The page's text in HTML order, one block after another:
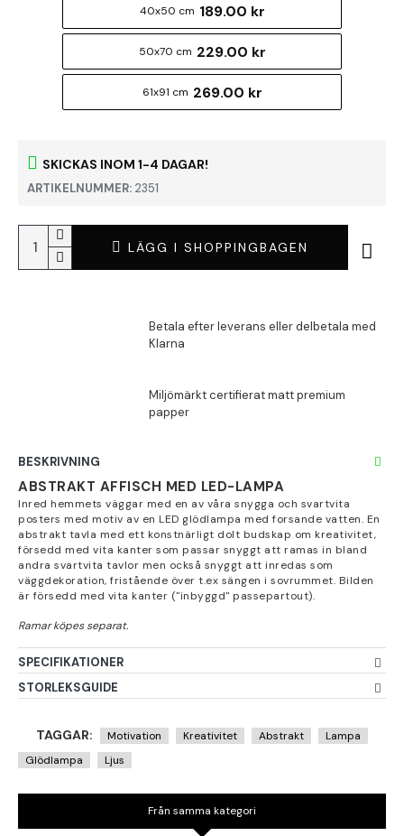
SKICKAS INOM 1-4 DAGAR!
ARTIKELNUMMER: 2351
40x50 cm 189.00 kr
50x70 cm 229.00 kr
61x91 cm 269.00 kr
LÄGG I SHOPPINGBAGEN
BESKRIVNING
ABSTRAKT AFFISCH MED LED-LAMPA
Inred hemmets väggar med en av våra snygga och svartvita
posters med motiv av en LED glödlampa med forsande vatten. En
abstrakt tavla med ett konstnärligt dolt budskap om kreativitet,
försedd med vita kanter som passar snyggt att ramas in bland
andra svartvita tavlor men också snyggt att inredas som
väggdekoration, fristående över t.ex sängen i sovrummet. Bilden
är försedd med vita kanter ("inbyggd" passepartout).
SPECIFIKATIONER
STORLEKSGUIDE
TAGGAR: Motivation Kreativitet Abstrakt
Lampa
Glödlampa
Ljus
Från samma kategori